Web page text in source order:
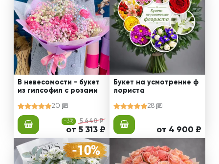
В невесомости - букет
из гипсофил с розами
20
-3% 5 440 ₽
от 5 313 ₽
Букет на усмотрение ф
лориста
28
от 4 900 ₽